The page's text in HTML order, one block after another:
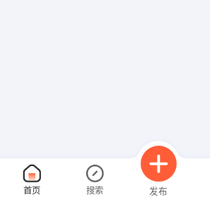
首页 搜索 发布